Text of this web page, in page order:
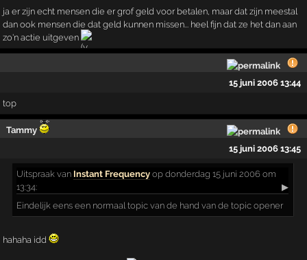
ja er zijn echt mensen die er grof geld voor betalen, maar dat zijn meestal
dan ook mensen die dat geld kunnen missen... heel fijn dat ze het dan aan
zo'n actie uitgeven
15 juni 2006 13:44
top
Tammy
15 juni 2006 13:45
Uitspraak van Instant Frequency op donderdag 15 juni 2006 om
13:34:
▶
Eindelijk eens een normaal topic van de hand van de topic opener
hahaha idd